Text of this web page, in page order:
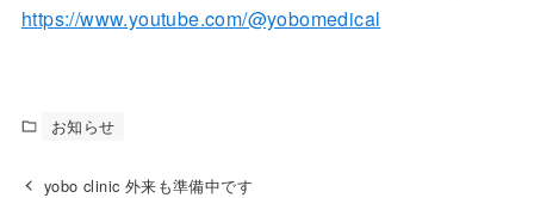
https://www.youtube.com/@yobomedical
お知らせ
yobo clinic 外来も準備中です